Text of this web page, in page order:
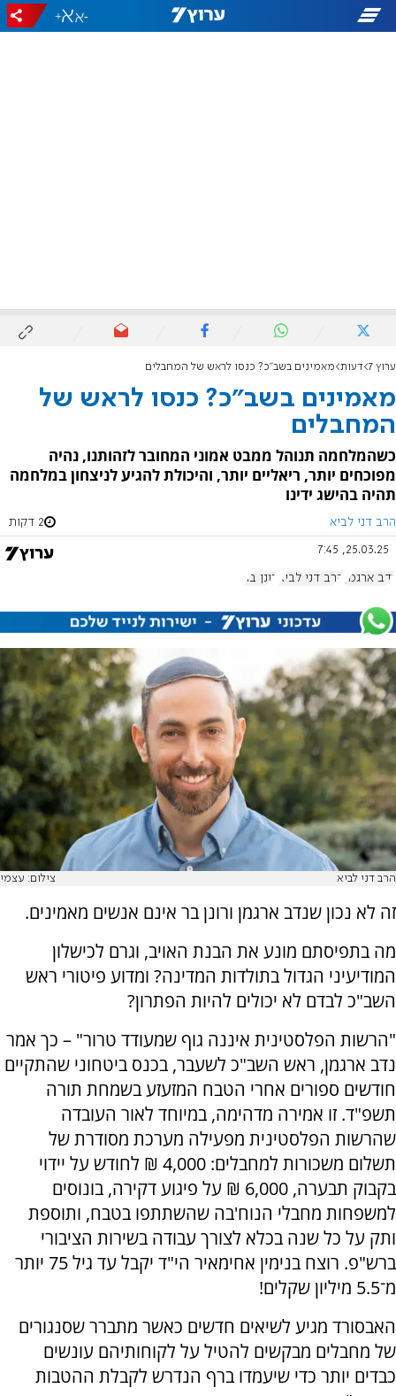
-
+
ערוץ 7 דעות מאמינים בשב"כ? כנסו לראש של המחבלים
מאמינים בשב"כ? כנסו לראש של
המחבלים
כשהמלחמה תנוהל ממבט אמוני המחובר לזהותנו, נהיה
מפוכחים יותר, ריאליים יותר, והיכולת להגיע לניצחון במלחמה
תהיה בהישג ידינו
הרב דני לביא 2 דקות
25.03.25, 7:45
נדב ארגמן הרב דני לביא רונן בר
הרב דני לביא צילום: עצמי
זה לא נכון שנדב ארגמן ורונן בר אינם אנשים מאמינים.
מה בתפיסתם מונע את הבנת האויב, וגרם לכישלון
המודיעיני הגדול בתולדות המדינה? ומדוע פיטורי ראש
השב"כ לבדם לא יכולים להיות הפתרון?
"הרשות הפלסטינית איננה גוף שמעודד טרור" – כך אמר
נדב ארגמן, ראש השב"כ לשעבר, בכנס ביטחוני שהתקיים
חודשים ספורים אחרי הטבח המזעזע בשמחת תורה
תשפ"ד. זו אמירה מדהימה, במיוחד לאור העובדה
שהרשות הפלסטינית מפעילה מערכת מסודרת של
תשלום משכורות למחבלים: 4,000 ₪ לחודש על יידוי
בקבוק תבערה, 6,000 ₪ על פיגוע דקירה, בונוסים
למשפחות מחבלי הנוח'בה שהשתתפו בטבח, ותוספת
ותק על כל שנה בכלא לצורך עבודה בשירות הציבורי
ברש"פ. רוצח בנימין אחימאיר הי"ד יקבל עד גיל 75 יותר
מ־5.5 מיליון שקלים!
האבסורד מגיע לשיאים חדשים כאשר מתברר שסנגורים
של מחבלים מבקשים להטיל על לקוחותיהם עונשים
כבדים יותר כדי שיעמדו ברף הנדרש לקבלת ההטבות